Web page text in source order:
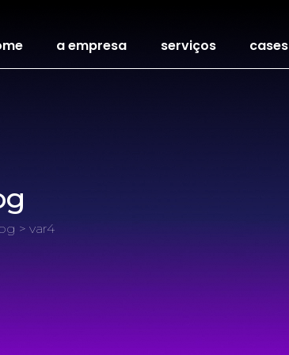
a empresa serviços cases
> var4